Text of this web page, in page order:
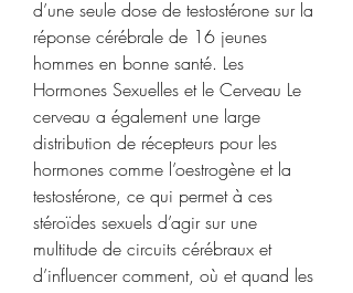
d’une seule dose de testostérone sur la
réponse cérébrale de 16 jeunes
hommes en bonne santé. Les
Hormones Sexuelles et le Cerveau Le
cerveau a également une large
distribution de récepteurs pour les
hormones comme l’oestrogène et la
testostérone, ce qui permet à ces
stéroïdes sexuels d’agir sur une
multitude de circuits cérébraux et
d’influencer comment, où et quand les